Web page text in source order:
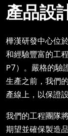
產品設
樺漢研發中心位
和經驗豐富的工
P7）。嚴格的驗
生產之前，我們
產線上，以保證
我們的工程團隊
期望並確保製造